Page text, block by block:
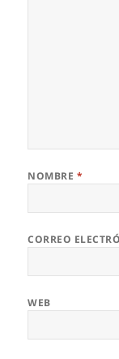
NOMBRE *
CORREO
WEB